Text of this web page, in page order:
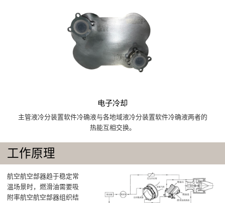
电子冷却
主管液冷分装置软件冷确液与各地域液冷分装置软件冷确液两者的
热能互相交换。
工作原理
航空航空部器趋于稳定常
温场景时，燃滑油需要吸
附率航空航空部器组织结